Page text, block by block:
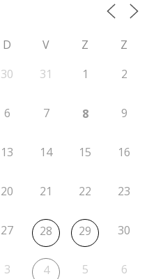
D V Z
Z
30 31 1 2
6 7 8 9
13 14 15 16
20 21 22 23
27 28 29 30
3 4 5 6